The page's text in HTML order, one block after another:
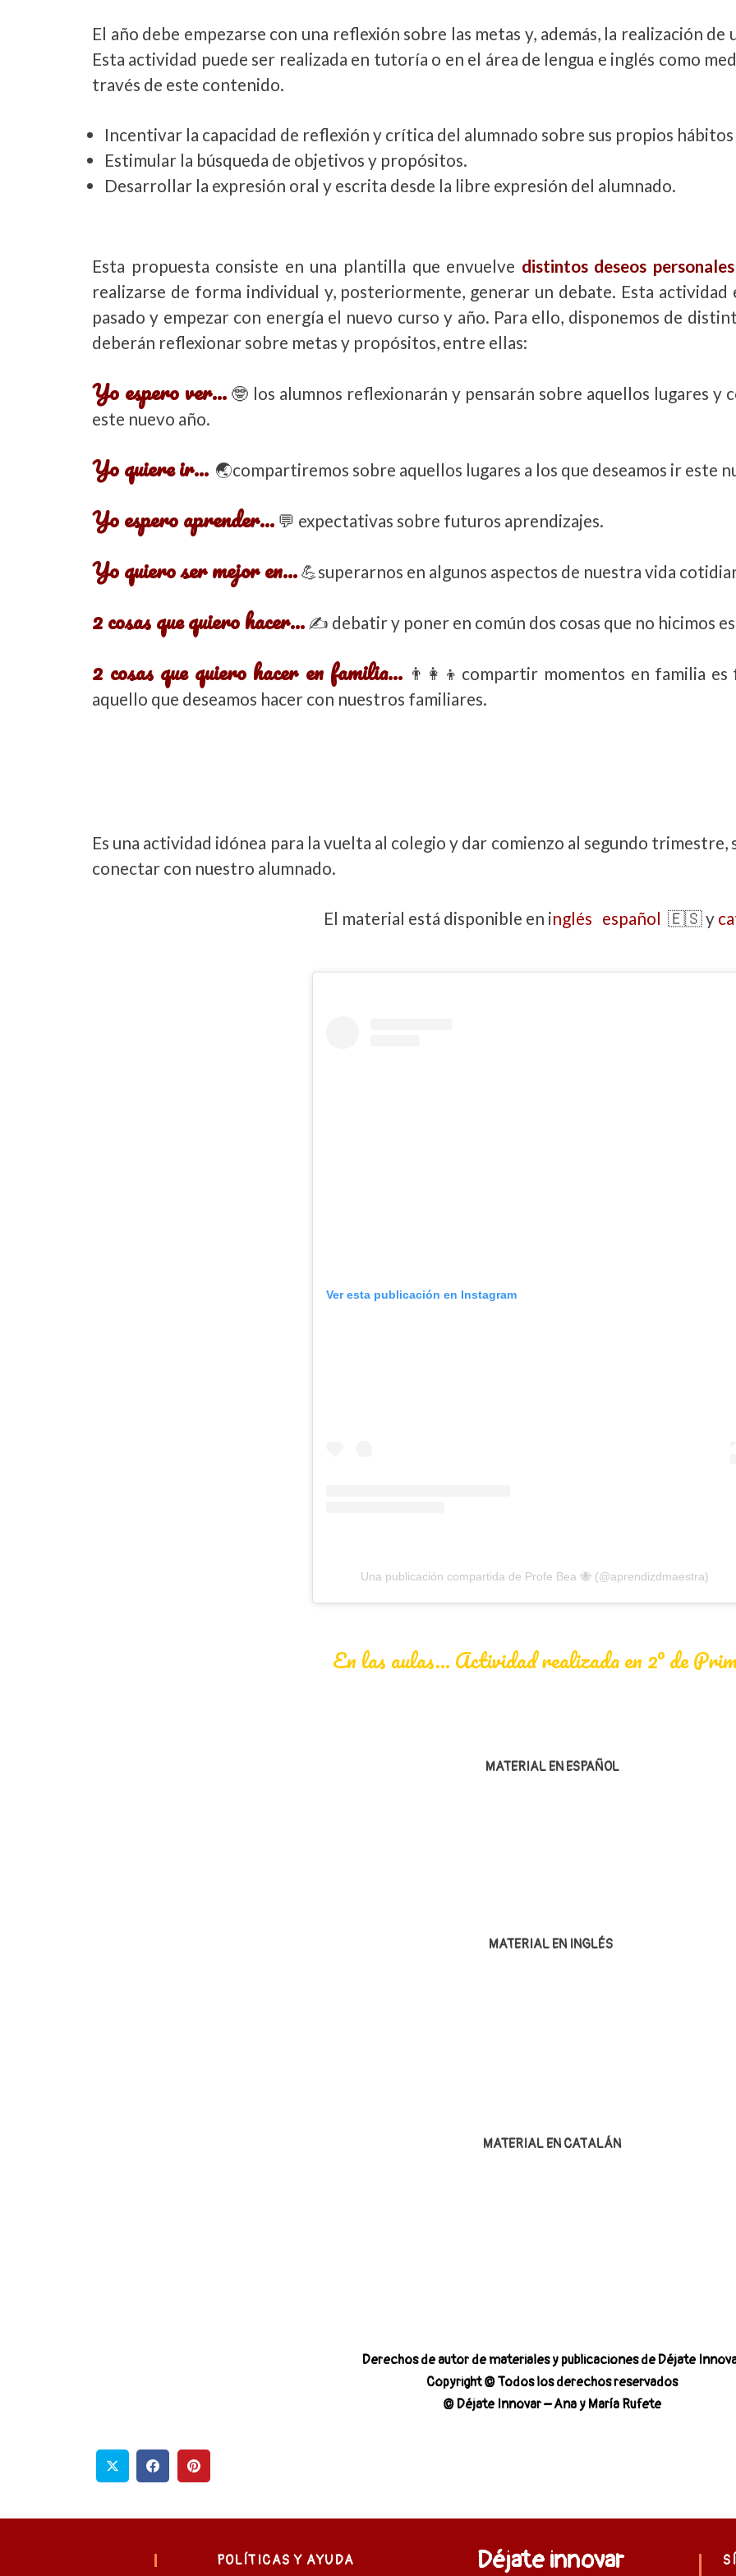
El año debe empezarse con una reflexión sobre las metas y, además, la realización de
Esta actividad puede ser realizada en tutoría o en el área de lengua e inglés como
través de este contenido.
Incentivar la capacidad de reflexión y crítica del alumnado sobre sus propios
Estimular la búsqueda de objetivos y propósitos.
Desarrollar la expresión oral y escrita desde la libre expresión del alumnado.
Esta propuesta consiste en una plantilla que envuelve distintos deseos
realizarse de forma individual y, posteriormente, generar un debate. Esta
pasado y empezar con energía el nuevo curso y año. Para ello, disponemos de
deberán reflexionar sobre metas y propósitos, entre ellas:
Yo espero ver… 🤓 los alumnos reflexionarán y pensarán sobre aquellos lugares y
este nuevo año.
Yo quiere ir… 🌏compartiremos sobre aquellos lugares a los que deseamos ir este
Yo espero aprender… 💬 expectativas sobre futuros aprendizajes.
Yo quiero ser mejor en… 💪superarnos en algunos aspectos de nuestra vida
2 cosas que quiero hacer… ✍ debatir y poner en común dos cosas que no hicimos
2 cosas que quiero hacer en familia… 👨‍👩‍👦compartir momentos en familia
aquello que deseamos hacer con nuestros familiares.
Es una actividad idónea para la vuelta al colegio y dar comienzo al segundo
conectar con nuestro alumnado.
El material está disponible en inglés español 🇪🇸 y
Ver esta publicación en Instagram
Una publicación compartida de Profe Bea 🐝 (@aprendizdmaestra)
En las aulas… Actividad realizada en 2º de
MATERIAL EN ESPAÑOL
MATERIAL EN INGLÉS
MATERIAL EN CATALÁN
Derechos de autor de materiales y publicaciones de Déjate
Copyright © Todos los derechos reservados
© Déjate Innovar – Ana y María Rufete
POLÍTICAS Y AYUDA Déjate innovar